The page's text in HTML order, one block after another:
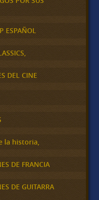
ESPAÑOL
DEL CINE
la historia,
DE FRANCIA
DE GUITARRA